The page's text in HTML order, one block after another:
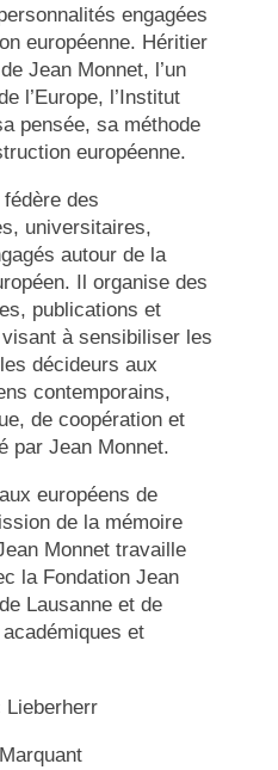
engagées
européenne. Héritier
Jean Monnet, l’un
l’Europe, l’Institut
pensée, sa méthode
européenne.
fédère des
universitaires,
autour de la
Il organise des
publications et
à sensibiliser les
décideurs aux
contemporains,
de coopération et
par Jean Monnet.
européens de
de la mémoire
Monnet travaille
la Fondation Jean
Lausanne et de
et
Lieberherr